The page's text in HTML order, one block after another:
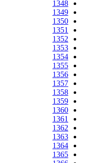
1348
1349
1350
1351
1352
1353
1354
1355
1356
1357
1358
1359
1360
1361
1362
1363
1364
1365